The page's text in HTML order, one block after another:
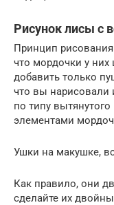
Рисунок лисы с
Принцип
что мордочки у них
добавить только
что вы нарисовали
по типу
элементами
Ушки на макушке,
Как правило, они
сделайте их